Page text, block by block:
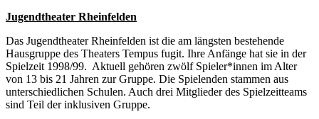
Jugendtheater Rheinfelden
Das Jugendtheater Rheinfelden ist die am längsten bestehende
Hausgruppe des Theaters Tempus fugit. Ihre Anfänge hat sie in der
Spielzeit 1998/99. Aktuell gehören zwölf Spieler*innen im Alter
von 13 bis 21 Jahren zur Gruppe. Die Spielenden stammen aus
unterschiedlichen Schulen. Auch drei Mitglieder des Spielzeitteams
sind Teil der inklusiven Gruppe.